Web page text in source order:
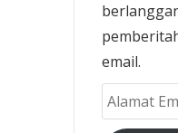
email.
Alamat
Email